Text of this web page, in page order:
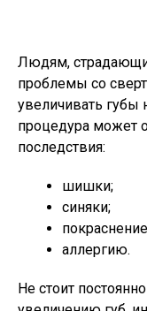
Людям,
проблемы со
увеличивать губы
процедура может
последствия:
шишки;
синяки;
аллергию.
Не стоит